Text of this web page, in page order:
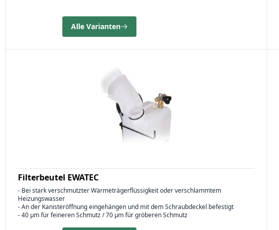
Alle Varianten
Filterbeutel EWATEC
- Bei stark verschmutzter Wärmeträgerflüssigkeit oder verschlammtem
Heizungswasser
- An der Kanisteröffnung eingehängen und mit dem Schraubdeckel befestigt
- 40 µm für feineren Schmutz / 70 µm für gröberen Schmutz